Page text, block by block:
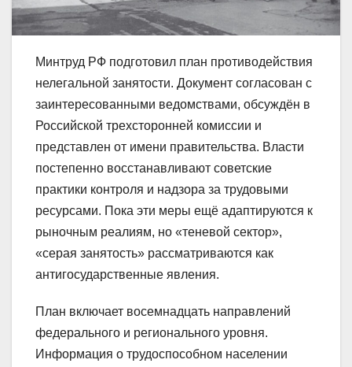
Минтруд РФ подготовил план противодействия
нелегальной занятости. Документ согласован с
заинтересованными ведомствами, обсуждён в
Российской трехсторонней комиссии и
представлен от имени правительства. Власти
постепенно восстанавливают советские
практики контроля и надзора за трудовыми
ресурсами. Пока эти меры ещё адаптируются к
рыночным реалиям, но «теневой сектор»,
«серая занятость» рассматриваются как
антигосударственные явления.
План включает восемнадцать направлений
федерального и регионального уровня.
Информация о трудоспособном населении